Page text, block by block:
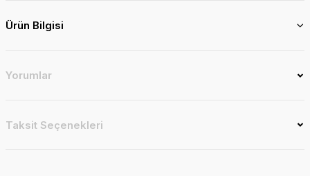
Ürün Bilgisi
Yorumlar
Taksit Seçenekleri